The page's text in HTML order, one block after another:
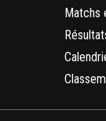
Matchs